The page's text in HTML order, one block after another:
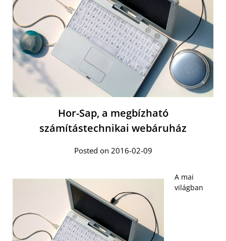
Hor-Sap, a megbízható
számítástechnikai webáruház
Posted on 2016-02-09
A mai
világban